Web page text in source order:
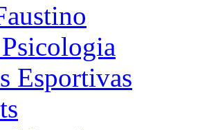
Esportivas